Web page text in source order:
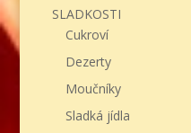
SLADKOSTI
Cukroví
Dezerty
Moučníky
Sladká jídla